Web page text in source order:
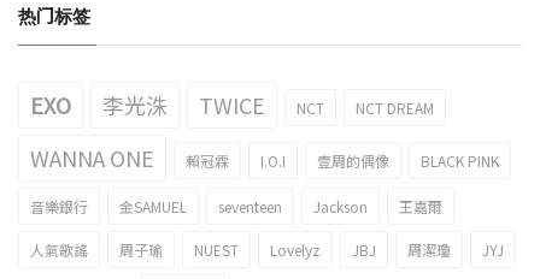
热门标签
EXO 李光洙 TWICE NCT NCT DREAM
WANNA ONE 賴冠霖 I.O.I 壹周的偶像 BLACK PINK
音樂銀行 金SAMUEL seventeen Jackson 王嘉爾
人氣歌謠 周子瑜 NUEST Lovelyz JBJ 周潔瓊 JYJ